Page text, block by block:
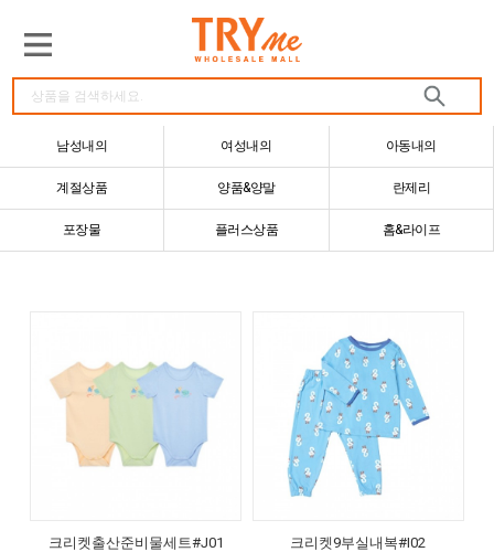
남성내의 여성내의 아동내의
계절상품 양품&양말 란제리
포장물 플러스상품 홈&라이프
크리켓출산준비물세트#J01
크리켓9부실내복#I02